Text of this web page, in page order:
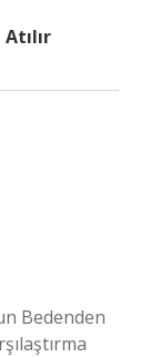
Bedenden